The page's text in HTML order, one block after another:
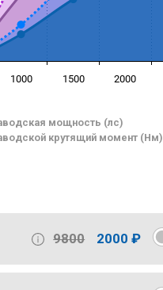
мощность (лс)
крутящий момент (Нм)
1000 1500 2000
9800 2000 ₽